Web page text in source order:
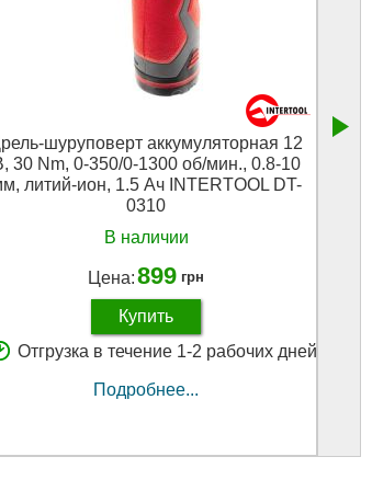
шуруповерт аккумуляторная 12
30 Nm, 0-350/0-1300 об/мин., 0.8-10
литий-ион, 1.5 Ач INTERTOOL DT-
0310
В наличии
Цена:899 грн
Купить
Отгрузка в течение 1-2 рабочих дней
Подробнее...